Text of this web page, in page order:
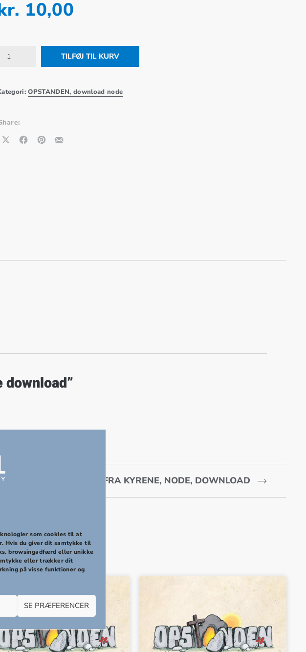
som cookies til at
Hvis du giver dit samtykke til
browsingadfærd eller unikke
eller trækker dit
på visse funktioner og
SE PRÆFERENCER
10,00
9 Soldaterne, node download antal
TILFØJ TIL KURV
OPSTANDEN, download node
10 SIMON FRA KYRENE, NODE, DOWNLOAD